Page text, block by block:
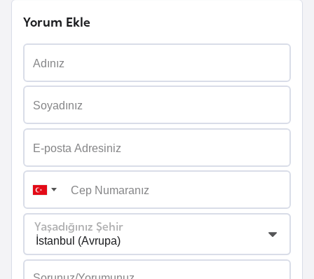
Yorum Ekle
Yaşadığınız Şehir
B
o
n
H
s
k
B